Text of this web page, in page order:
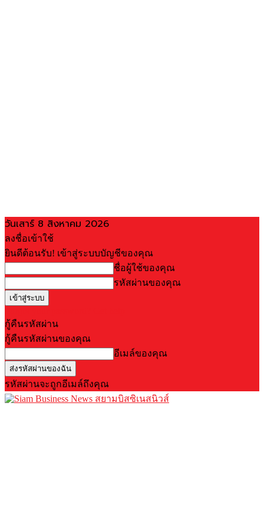
วันเสาร์ 8 สิงหาคม 2026
ลงชื่อเข้าใช้
ยินดีต้อนรับ! เข้าสู่ระบบบัญชีของคุณ
ชื่อผู้ใช้ของคุณ
รหัสผ่านของคุณ
กู้คืนรหัสผ่าน
กู้คืนรหัสผ่านของคุณ
อีเมล์ของคุณ
รหัสผ่านจะถูกอีเมล์ถึงคุณ
สยามบิสซิเนสนิวส์